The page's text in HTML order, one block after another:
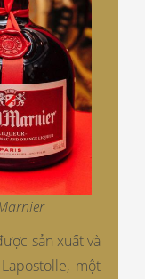
sản xuất và
một